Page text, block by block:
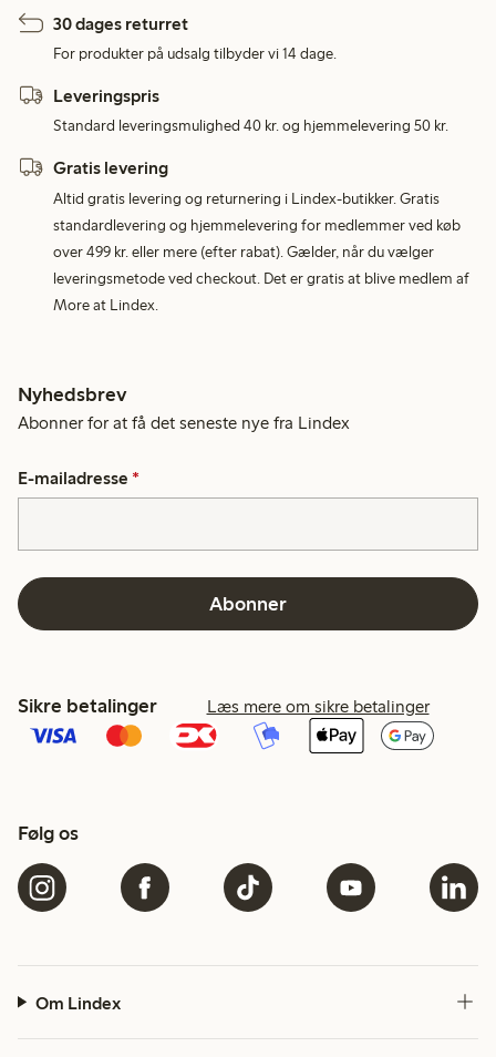
30 dages returret
For produkter på udsalg tilbyder vi 14 dage.
Leveringspris
Standard leveringsmulighed 40 kr. og hjemmelevering 50 kr.
Gratis levering
Altid gratis levering og returnering i Lindex-butikker. Gratis
standardlevering og hjemmelevering for medlemmer ved køb
over 499 kr. eller mere (efter rabat). Gælder, når du vælger
leveringsmetode ved checkout. Det er gratis at blive medlem af
More at Lindex.
Nyhedsbrev
Abonner for at få det seneste nye fra Lindex
E-mailadresse *
Abonner
Sikre betalinger Læs mere om sikre betalinger
Følg os
Om Lindex